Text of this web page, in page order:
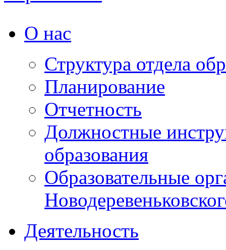
О нас
Структура отдела
Планирование
Отчетность
Должностные
образования
Образовательные
Деятельность